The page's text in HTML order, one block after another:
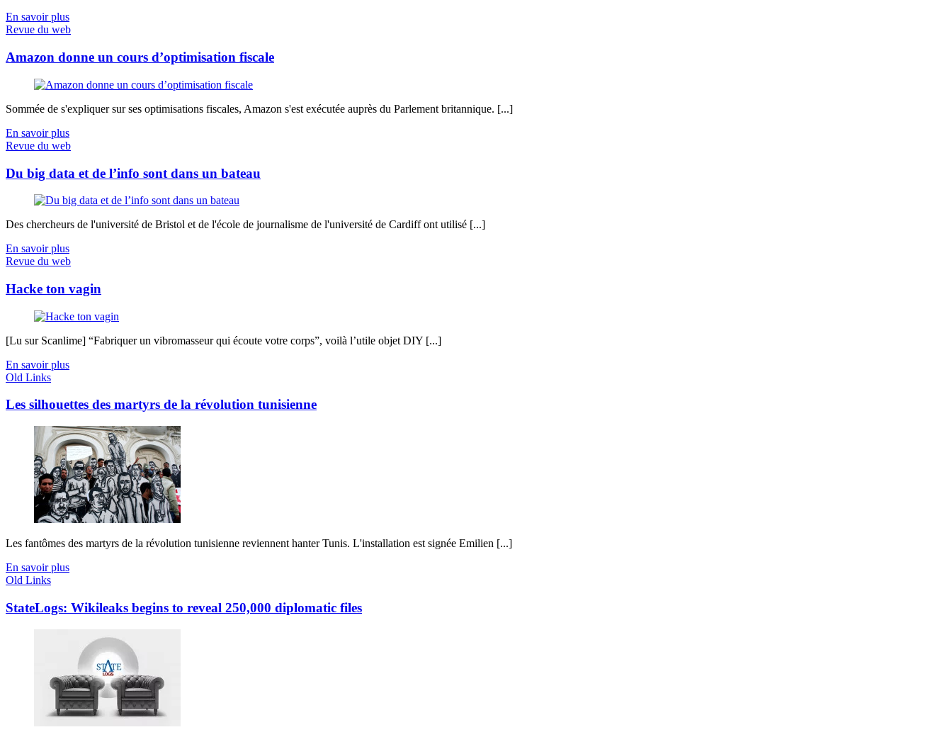
En savoir plus
Revue du web
Amazon donne un cours d’optimisation fiscale
Sommée de s'expliquer sur ses optimisations fiscales, Amazon s'est exécutée auprès du Parlement britannique. [...]
En savoir plus
Revue du web
Du big data et de l’info sont dans un bateau
Des chercheurs de l'université de Bristol et de l'école de journalisme de l'université de Cardiff ont utilisé [...]
En savoir plus
Revue du web
Hacke ton vagin
[Lu sur Scanlime] “Fabriquer un vibromasseur qui écoute votre corps”, voilà l’utile objet DIY [...]
En savoir plus
Old Links
Les silhouettes des martyrs de la révolution tunisienne
Les fantômes des martyrs de la révolution tunisienne reviennent hanter Tunis. L'installation est signée Emilien [...]
En savoir plus
Old Links
StateLogs: Wikileaks begins to reveal 250,000 diplomatic files